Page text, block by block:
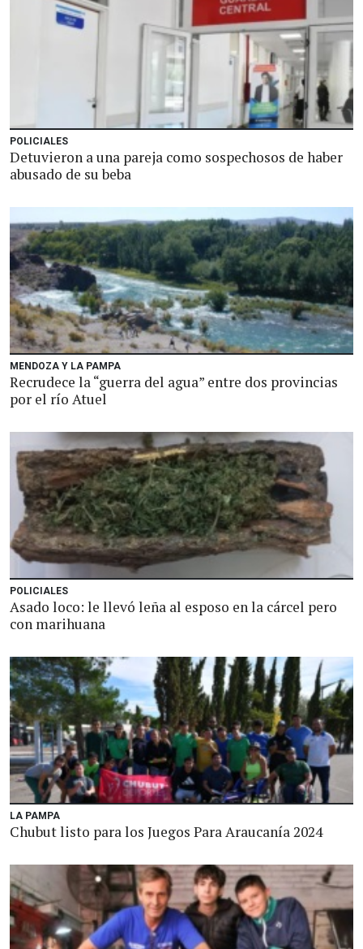
POLICIALES
Detuvieron a una pareja como sospechosos de haber
abusado de su beba
MENDOZA Y LA PAMPA
Recrudece la “guerra del agua” entre dos provincias
por el río Atuel
POLICIALES
Asado loco: le llevó leña al esposo en la cárcel pero
con marihuana
LA PAMPA
Chubut listo para los Juegos Para Araucanía 2024